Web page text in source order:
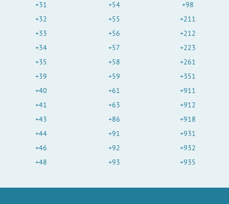
+31
+32
+33
+34
+35
+39
+40
+41
+43
+44
+46
+48
+54
+55
+56
+57
+58
+59
+61
+63
+86
+91
+92
+93
+98
+211
+212
+223
+261
+351
+911
+912
+918
+931
+932
+935